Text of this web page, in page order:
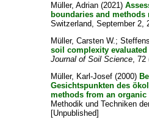
Müller, Adrian (2021)
boundaries and
Switzerland, September 2,
Müller, Carsten W.;
soil complexity
Journal of Soil Science, 72
Müller, Karl-Josef (2000)
Gesichtspunkten des
methods from an
Methodik und Techniken
[Unpublished]